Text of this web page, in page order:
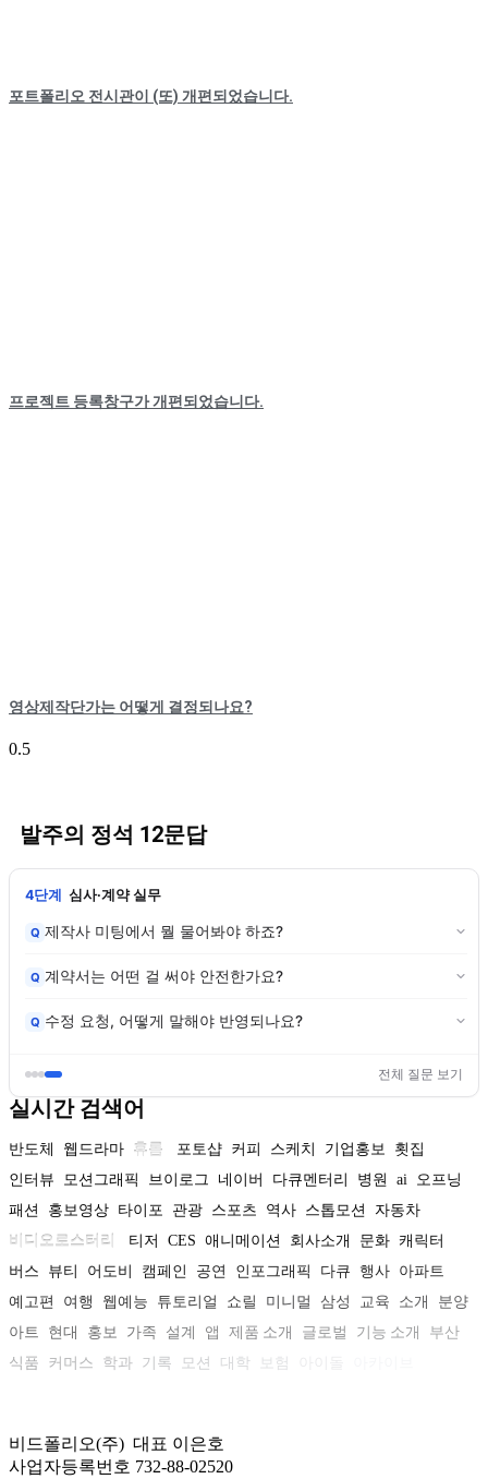
포트폴리오 전시관이 (또) 개편되었습니다.
프로젝트 등록창구가 개편되었습니다.
영상제작단가는 어떻게 결정되나요?
발주의 정석 12문답
4단계 심사·계약 실무
Q 제작사 미팅에서 뭘 물어봐야 하죠?
Q 계약서는 어떤 걸 써야 안전한가요?
Q 수정 요청, 어떻게 말해야 반영되나요?
전체 질문 보기
실시간 검색어
반도체 웹드라마 휴롬 포토샵 커피 스케치 기업홍보
횟집
인터뷰
모션그래픽 브이로그 네이버 다큐멘터리 병원 ai 오프닝
패션
홍보영상 타이포 관광 스포츠 역사 스톱모션
자동차
비디오로스터리
티저 CES 애니메이션 회사소개 문화 캐릭터
버스
뷰티 어도비 캠페인 공연 인포그래픽 다큐 행사 아파트
예고편
여행 웹예능 튜토리얼 쇼릴 미니멀 삼성 교육 소개
분양
아트
현대 홍보 가족 설계 앱 제품 소개 글로벌 기능 소개
부산
식품
커머스 학과 기록 모션 대학 보험
비드폴리오(주) 대표 이은호
사업자등록번호 732-88-02520